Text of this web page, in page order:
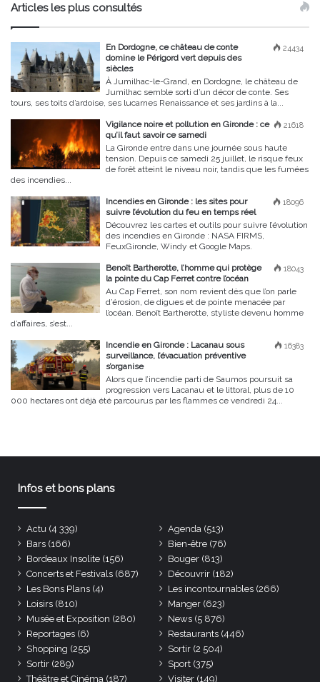
Articles les plus consultés
24434
En Dordogne, ce château de conte
domine le Périgord vert depuis des
siècles
À Jumilhac-le-Grand, en Dordogne, le château de
Jumilhac semble sorti d’un décor de conte. Ses
tours, ses toits d’ardoise, ses lucarnes Renaissance et ses jardins à la...
21618
Vigilance noire et pollution en Gironde : ce
qu’il faut savoir ce samedi
La Gironde entre dans une journée sous haute
tension. Depuis ce samedi 25 juillet, le risque feux
de forêt atteint le niveau noir, tandis que les fumées
des incendies...
18096
Incendies en Gironde : les sites pour
suivre l’évolution du feu en temps réel
Découvrez les cartes et outils pour suivre l’évolution
des incendies en Gironde : NASA FIRMS,
FeuxGironde, Windy et Google Maps.
18043
Benoît Bartherotte, l’homme qui protège
la pointe du Cap Ferret contre l’océan
Au Cap Ferret, son nom revient dès que l’on parle
d’érosion, de digues et de pointe menacée par
l’océan. Benoît Bartherotte, styliste devenu homme
d’affaires, s’est...
16383
Incendie en Gironde : Lacanau sous
surveillance, l’évacuation préventive
s’organise
Alors que l’incendie parti de Saumos poursuit sa
progression vers Lacanau et le littoral, plus de 10
000 hectares ont déjà été parcourus par les flammes ce vendredi 24...
Infos et bons plans
Actu (4 339) Agenda (513)
Bars (166) Bien-être (76)
Bordeaux Insolite (156) Bouger (813)
Concerts et Festivals (687) Découvrir (182)
Les Bons Plans (4) Les incontournables (266)
Loisirs (810) Manger (623)
Musée et Exposition (280) News (5 876)
Reportages (6) Restaurants (446)
Shopping (255) Sortir (2 504)
Sortir (289) Sport (375)
Théâtre et Cinéma (187) Visiter (149)